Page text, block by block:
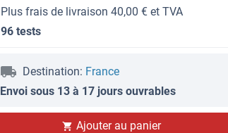
Plus frais de livraison 40,00 € et TVA
96 tests
Destination: France
Envoi sous 13 à 17 jours ouvrables
Ajouter au panier